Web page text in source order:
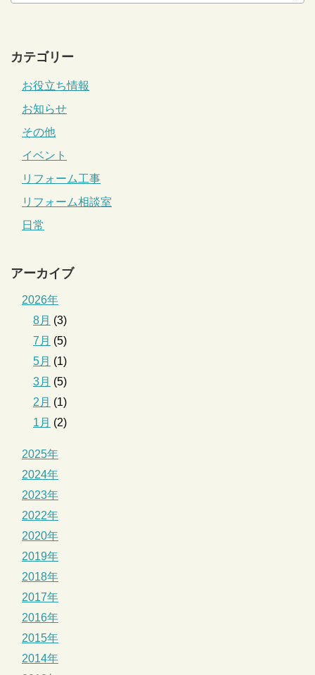
カテゴリー
お役立ち情報
お知らせ
その他
イベント
リフォーム工事
リフォーム相談室
日常
アーカイブ
2026年
8月 (3)
7月 (5)
5月 (1)
3月 (5)
2月 (1)
1月 (2)
2025年
2024年
2023年
2022年
2020年
2019年
2018年
2017年
2016年
2015年
2014年